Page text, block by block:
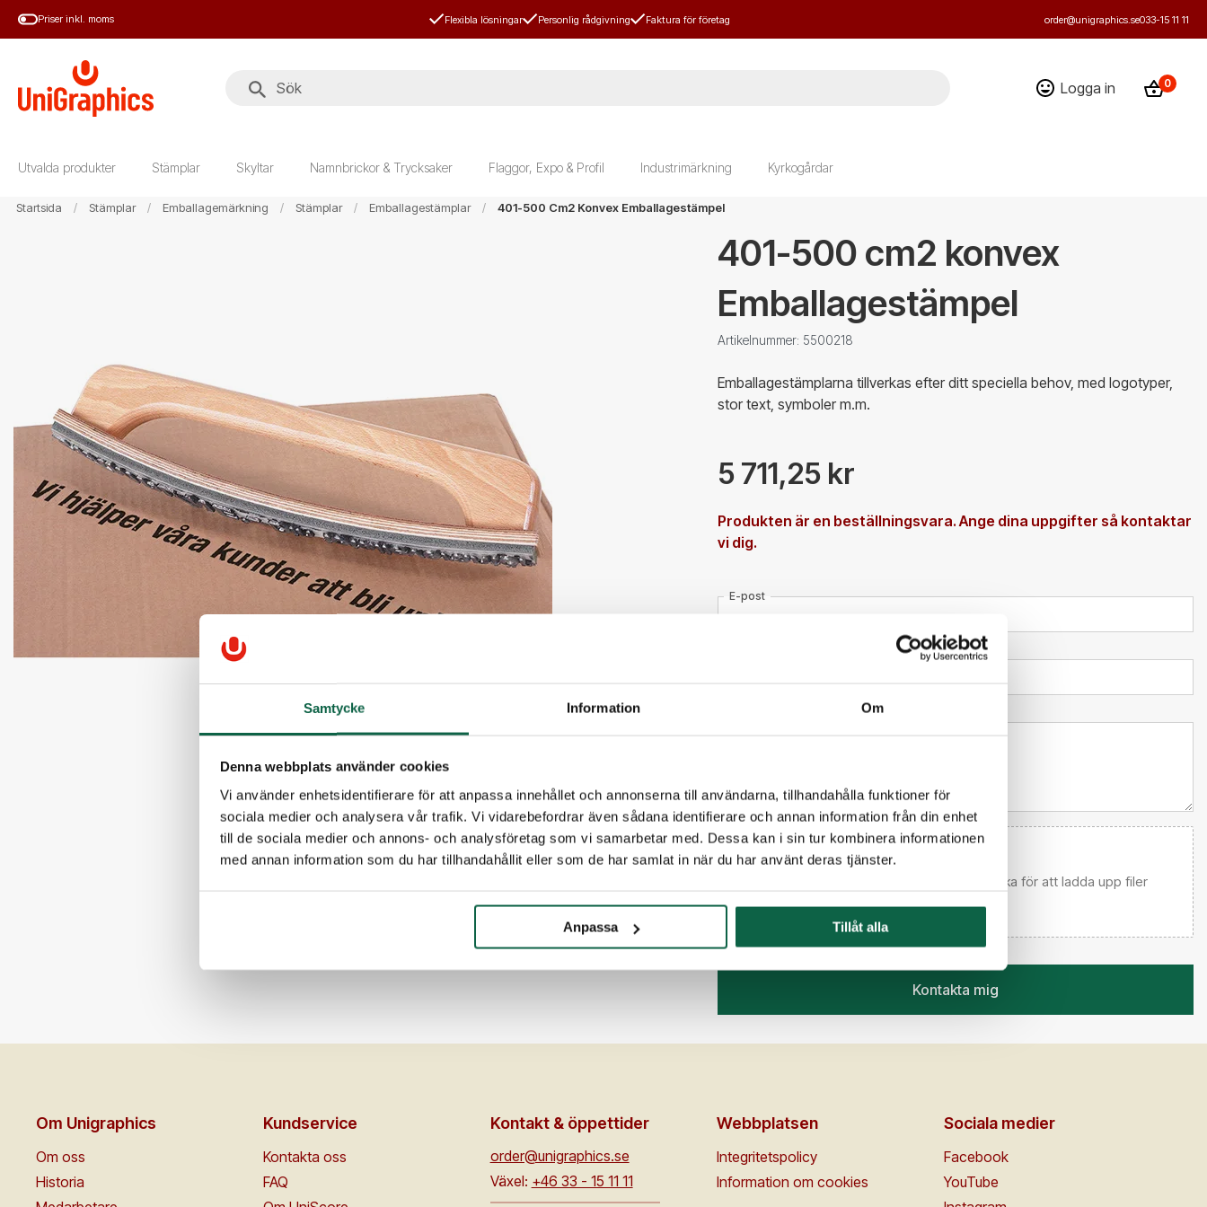
Samtycke Information Om
Denna webbplats använder cookies
Vi använder enhetsidentifierare för att anpassa innehållet och annonserna till användarna, tillhandahålla funktioner för
sociala medier och analysera vår trafik. Vi vidarebefordrar även sådana identifierare och annan information från din enhet
till de sociala medier och annons- och analysföretag som vi samarbetar med. Dessa kan i sin tur kombinera informationen
med annan information som du har tillhandahållit eller som de har samlat in när du har använt deras tjänster.
Anpassa Tillåt alla
HoppaPriser inkl. moms Flexibla lösningar Personlig rådgivning Faktura för företag order@unigraphics.se033-15 11 11
Logga in 0
Utvalda produkter Stämplar Skyltar Namnbrickor & Trycksaker Flaggor, Expo & Profil Industrimärkning Kyrkogårdar
Startsida Stämplar Emballagemärkning Stämplar Emballagestämplar 401-500 Cm2 Konvex Emballagestämpel
401-500 cm2 konvex
Emballagestämpel
Artikelnummer: 5500218
Emballagestämplarna tillverkas efter ditt speciella behov, med logotyper,
stor text, symboler m.m.
5 711,25 kr
Produkten är en beställningsvara. Ange dina uppgifter så kontaktar
vi dig.
E-post
(Fyll i email först) Dra och släpp eller klicka för att ladda upp filer
Kontakta mig
Om Unigraphics
Om oss
Historia
Kundservice
Kontakta oss
FAQ
Kontakt & öppettider
order@unigraphics.se
Växel: +46 33 - 15 11 11
Webbplatsen
Integritetspolicy
Information om cookies
Sociala medier
Facebook
YouTube